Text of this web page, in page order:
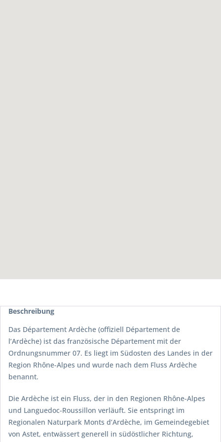
Beschreibung
Das Département Ardèche (offiziell Département de
l’Ardèche) ist das französische Département mit der
Ordnungsnummer 07. Es liegt im Südosten des Landes in der
Region Rhône-Alpes und wurde nach dem Fluss Ardèche
benannt.
Die Ardèche ist ein Fluss, der in den Regionen Rhône-Alpes
und Languedoc-Roussillon verläuft. Sie entspringt im
Regionalen Naturpark Monts d’Ardèche, im Gemeindegebiet
von Astet, entwässert generell in südöstlicher Richtung,